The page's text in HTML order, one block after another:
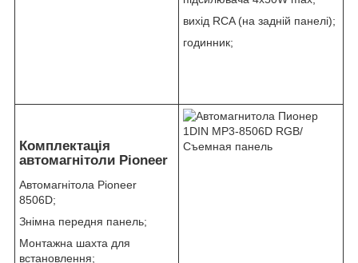
вихід RCA (на задній панелі);
годинник;
Комплектація
автомагнітоли Pioneer
Автомагнітола Pioneer
8506D;
Знімна передня панель;
Монтажна шахта для
встановлення;